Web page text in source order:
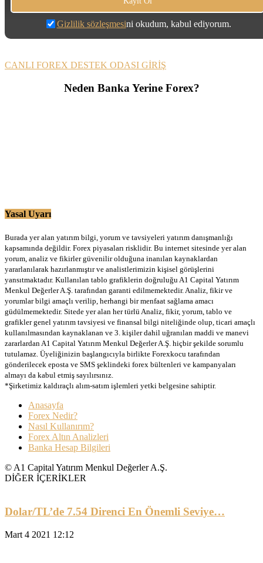
Gizlilik sözleşmesini okudum, kabul ediyorum.
CANLI FOREX DESTEK ODASI GİRİŞ
Neden Banka Yerine Forex?
Yasal Uyarı
Burada yer alan yatırım bilgi, yorum ve tavsiyeleri yatırım danışmanlığı
kapsamında değildir. Forex piyasaları risklidir. Bu internet sitesinde yer alan
yorum, analiz ve fikirler güvenilir olduğuna inanılan kaynaklardan
yararlanılarak hazırlanmıştır ve analistlerimizin kişisel görüşlerini
yansıtmaktadır. Kullanılan tablo grafiklerin doğruluğu A1 Capital Yatırım
Menkul Değerler A.Ş. tarafından garanti edilmemektedir. Analiz, fikir ve
yorumlar bilgi amaçlı verilip, herhangi bir menfaat sağlama amacı
güdülmemektedir. Sitede yer alan her türlü Analiz, fikir, yorum, tablo ve
grafikler genel yatırım tavsiyesi ve finansal bilgi niteliğinde olup, ticari amaçlı
kullanılmasından kaynaklanan ve 3. kişiler dahil uğranılan maddi ve manevi
zararlardan A1 Capital Yatırım Menkul Değerler A.Ş. hiçbir şekilde sorumlu
tutulamaz. Üyeliğinizin başlangıcıyla birlikte Forexkocu tarafından
gönderilecek eposta ve SMS şeklindeki forex bültenleri ve kampanyaları
almayı da kabul etmiş sayılırsınız.
*Şirketimiz kaldıraçlı alım-satım işlemleri yetki belgesine sahiptir.
Anasayfa
Forex Nedir?
Nasıl Kullanırım?
Forex Altın Analizleri
Banka Hesap Bilgileri
© A1 Capital Yatırım Menkul Değerler A.Ş.
DİĞER İÇERİKLER
Dolar/TL’de 7.54 Direnci En Önemli Seviye…
Mart 4 2021 12:12